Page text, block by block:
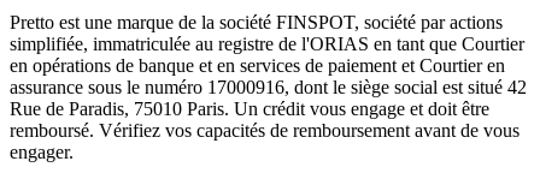
Pretto est une marque de la société FINSPOT, société par actions
simplifiée, immatriculée au registre de l'ORIAS en tant que Courtier
en opérations de banque et en services de paiement et Courtier en
assurance sous le numéro 17000916, dont le siège social est situé 42
Rue de Paradis, 75010 Paris. Un crédit vous engage et doit être
remboursé. Vérifiez vos capacités de remboursement avant de vous
engager.